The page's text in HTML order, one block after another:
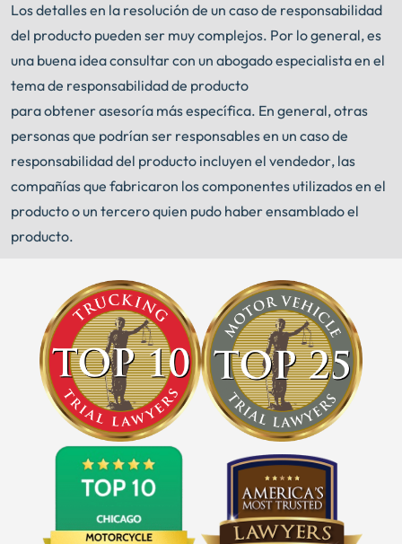
Los detalles en la resolución de un caso de responsabilidad
del producto pueden ser muy complejos. Por lo general, es
una buena idea consultar con un abogado especialista en el
tema de responsabilidad de producto
para obtener asesoría más específica. En general, otras
personas que podrían ser responsables en un caso de
responsabilidad del producto incluyen el vendedor, las
compañías que fabricaron los componentes utilizados en el
producto o un tercero quien pudo haber ensamblado el
producto.